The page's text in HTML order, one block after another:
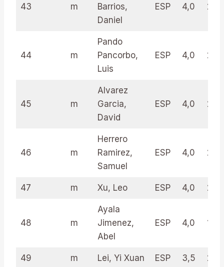
43 m
Barrios,
Daniel
ESP 4,0 22.0
44 m
Pando
Pancorbo,
Luis
ESP 4,0 21.5
45 m
Alvarez
Garcia,
David
ESP 4,0 21.5
46 m
Herrero
Ramirez,
Samuel
ESP 4,0 21.0
47 m Xu, Leo ESP 4,0 21.0
48 m
Ayala
Jimenez,
Abel
ESP 4,0 19.5
49 m Lei, Yi Xuan ESP 3,5